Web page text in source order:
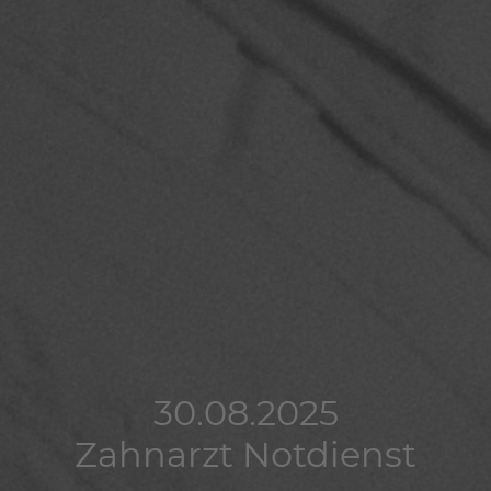
30.08.2025
Zahnarzt Notdienst
30.08.2025
Zahnarzt Notdienst
30.08.2025
Zahnarzt Notdienst